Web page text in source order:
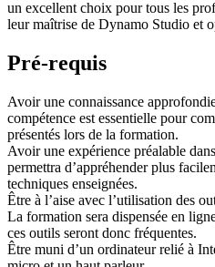
un excellent choix pour tous les
leur maîtrise de Dynamo Studio et
Pré-requis
Avoir une connaissance
compétence est essentielle pour
présentés lors de la formation.
Avoir une expérience préalable
permettra d’appréhender plus
techniques enseignées.
Être à l’aise avec l’utilisation des
La formation sera dispensée en
ces outils seront donc fréquentes.
Être muni d’un ordinateur relié à